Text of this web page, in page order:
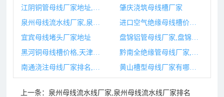
肇庆浇筑母线槽厂家
进口空气绝缘母线槽价格,空气绝缘母线槽与密集型母线槽
宜宾母线堵头厂家地址
上一条： 泉州母线流水线厂家,泉州母线流水线厂家排名